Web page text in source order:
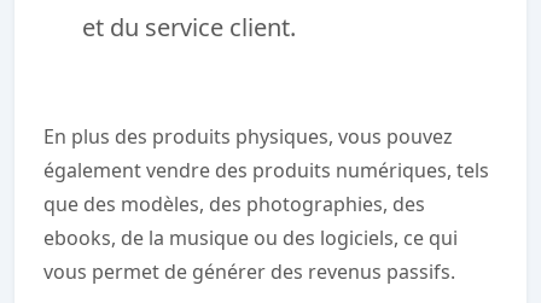
et du service client.
En plus des produits physiques, vous pouvez
également vendre des produits numériques, tels
que des modèles, des photographies, des
ebooks, de la musique ou des logiciels, ce qui
vous permet de générer des revenus passifs.